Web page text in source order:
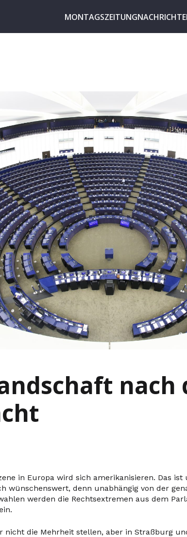
MONTAGSZEITUNG
nach
in Europa wird sich amerikanisieren. Das
wünschenswert, denn unabhängig von der
werden die Rechtsextremen aus dem
nicht die Mehrheit stellen, aber in Straßburg